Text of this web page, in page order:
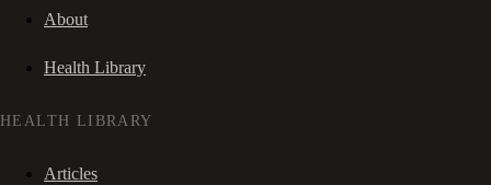
About
Health Library
HEALTH LIBRARY
Articles